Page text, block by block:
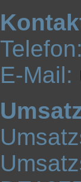
E-Mail: